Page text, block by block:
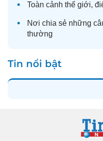
Toàn cảnh thế giới,
Nơi chia sẻ những
thường
Tin nổi bật